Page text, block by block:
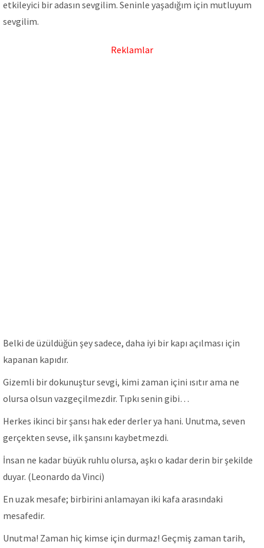
etkileyici bir adasın sevgilim. Seninle yaşadığım için mutluyum
sevgilim.
Reklamlar
Belki de üzüldüğün şey sadece, daha iyi bir kapı açılması için
kapanan kapıdır.
Gizemli bir dokunuştur sevgi, kimi zaman içini ısıtır ama ne
olursa olsun vazgeçilmezdir. Tıpkı senin gibi…
Herkes ikinci bir şansı hak eder derler ya hani. Unutma, seven
gerçekten sevse, ilk şansını kaybetmezdi.
İnsan ne kadar büyük ruhlu olursa, aşkı o kadar derin bir şekilde
duyar. (Leonardo da Vinci)
En uzak mesafe; birbirini anlamayan iki kafa arasındaki
mesafedir.
Unutma! Zaman hiç kimse için durmaz! Geçmiş zaman tarih,